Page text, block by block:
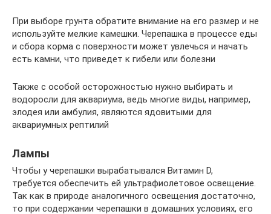
При выборе грунта обратите внимание на его размер и не
используйте мелкие камешки. Черепашка в процессе еды
и сбора корма с поверхности может увлечься и начать
есть камни, что приведет к гибели или болезни
Также с особой осторожностью нужно выбирать и
водоросли для аквариума, ведь многие виды, например,
элодея или амбулия, являются ядовитыми для
аквариумных рептилий
Лампы
Чтобы у черепашки вырабатывался Витамин D,
требуется обеспечить ей ультрафиолетовое освещение.
Так как в природе аналогичного освещения достаточно,
то при содержании черепашки в домашних условиях, его